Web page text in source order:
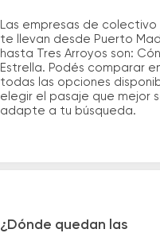
Las empresas de colectivo
te llevan desde Puerto
hasta Tres Arroyos son:
Estrella. Podés comparar
todas las opciones
elegir el pasaje que mejor
adapte a tu búsqueda.
¿Dónde quedan las